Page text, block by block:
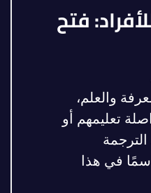
فتح
والعلم،
تعليمهم أو
الترجمة
في هذا